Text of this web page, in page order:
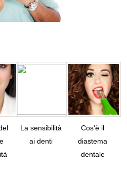
La sensibilità
ai denti
Cos'è il
diastema
dentale